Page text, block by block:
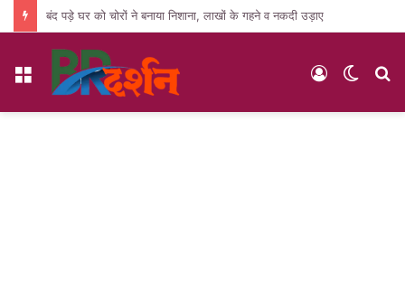
बंद पड़े घर को चोरों ने बनाया निशाना, लाखों के गहने व नकदी उड़ाए
Menu
Switch
Log